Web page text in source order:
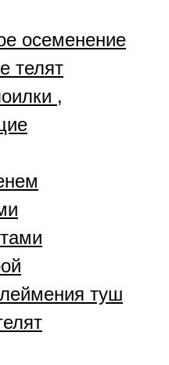
осеменение
телят
,
туш